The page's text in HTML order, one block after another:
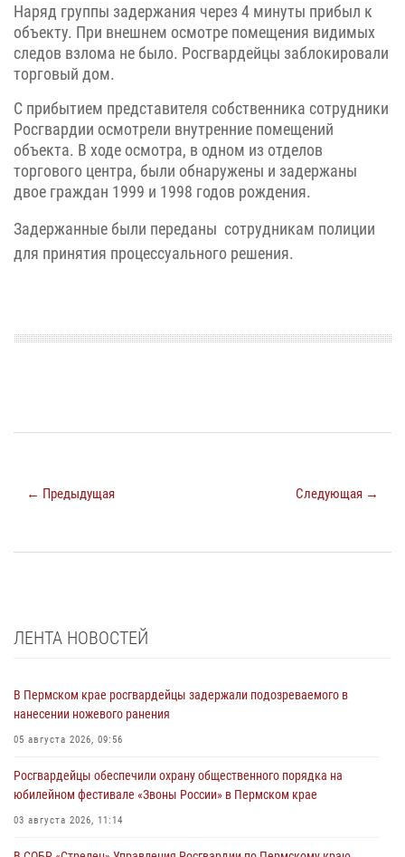
Наряд группы задержания через 4 минуты прибыл к
объекту. При внешнем осмотре помещения видимых
следов взлома не было. Росгвардейцы заблокировали
торговый дом.
С прибытием представителя собственника сотрудники
Росгвардии осмотрели внутренние помещений
объекта. В ходе осмотра, в одном из отделов
торгового центра, были обнаружены и задержаны
двое граждан 1999 и 1998 годов рождения.
Задержанные были переданы сотрудникам полиции
для принятия процессуального решения.
← Предыдущая Следующая →
ЛЕНТА НОВОСТЕЙ
В Пермском крае росгвардейцы задержали подозреваемого в
нанесении ножевого ранения
05 августа 2026, 09:56
Росгвардейцы обеспечили охрану общественного порядка на
юбилейном фестивале «Звоны России» в Пермском крае
03 августа 2026, 11:14